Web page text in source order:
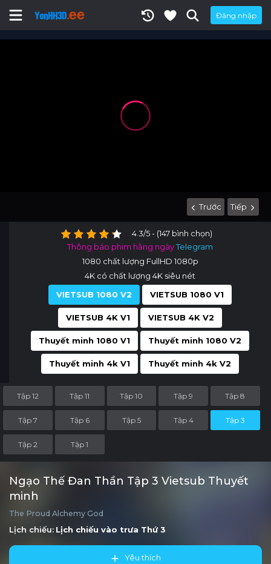
Đăng nhập
Trước Tiếp
4.3/5 - (147 bình chọn)
Thông báo phim hằng ngàyTelegram
1080 chất lượng FullHD 1080p
4K có chất lượng 4K siêu nét
VIETSUB 1080 V2
VIETSUB 1080 V1
VIETSUB 4K V1 VIETSUB 4K V2
Thuyết minh 1080 V1 Thuyết minh 1080 V2
Thuyết minh 4k V1 Thuyết minh 4k V2
Tập 12 Tập 11 Tập 10 Tập 9 Tập 8
Tập 7 Tập 6 Tập 5 Tập 4 Tập 3
Tập 2 Tập 1
Ngạo Thế Đan Thần Tập 3 Vietsub Thuyết
minh
The Proud Alchemy God
Lịch chiếu: Lịch chiếu vào trưa Thứ 3
Yêu thích